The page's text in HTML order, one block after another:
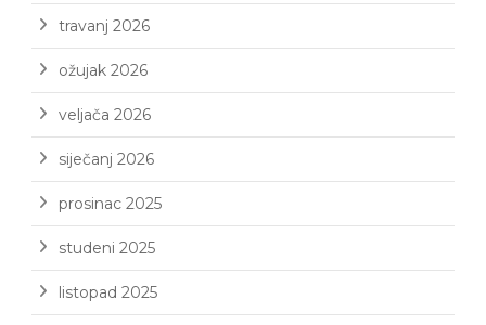
travanj 2026
ožujak 2026
veljača 2026
siječanj 2026
prosinac 2025
studeni 2025
listopad 2025